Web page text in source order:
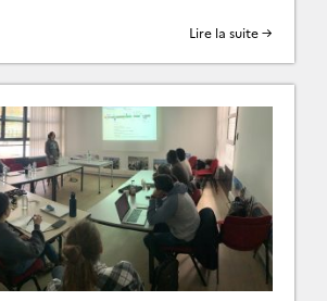
Lire la suite →